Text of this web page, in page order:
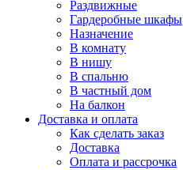
Раздвижные
Гардеробные шкафы
Назначение
В комнату
В нишу
В спальню
В частный дом
На балкон
Доставка и оплата
Как сделать заказ
Доставка
Оплата и рассрочка